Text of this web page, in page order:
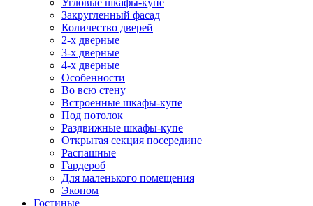
Угловые шкафы-купе
Закругленный фасад
Количество дверей
2-х дверные
3-х дверные
4-х дверные
Особенности
Во всю стену
Встроенные шкафы-купе
Под потолок
Раздвижные шкафы-купе
Открытая секция посередине
Распашные
Гардероб
Для маленького помещения
Эконом
Гостиные